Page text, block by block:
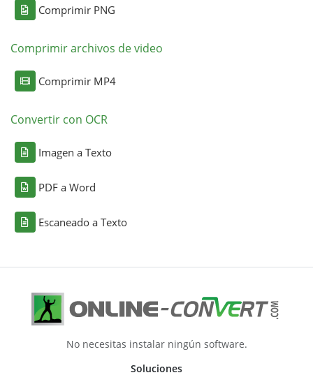
Comprimir PNG
Comprimir archivos de video
Comprimir MP4
Convertir con OCR
Imagen a Texto
PDF a Word
Escaneado a Texto
No necesitas instalar ningún software.
Soluciones